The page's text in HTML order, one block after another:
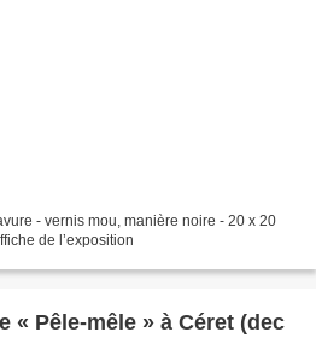
- vernis mou, manière noire - 20 x 20
de l’exposition
« Pêle-mêle » à Céret (dec